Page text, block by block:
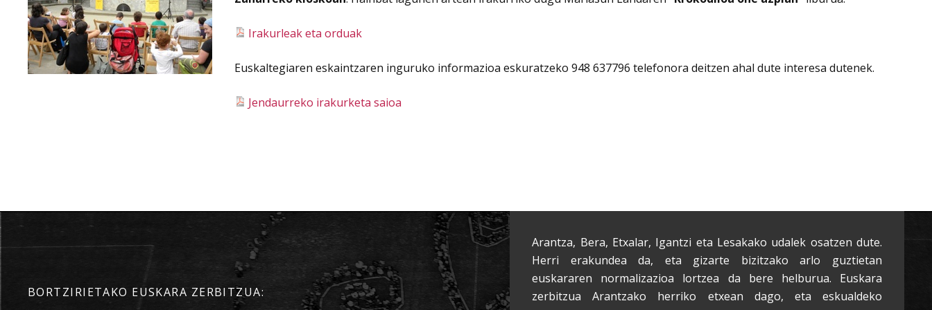
Irakurleak eta orduak
Euskaltegiaren eskaintzaren inguruko informazioa eskuratzeko 948 637796 telefonora deitzen ahal dute interesa dutenek.
Jendaurreko irakurketa saioa
BORTZIRIETAKO EUSKARA ZERBITZUA:
Arantza, Bera, Etxalar, Igantzi eta Lesakako udalek osatzen dute.
Herri erakundea da, eta gizarte bizitzako arlo guztietan
euskararen normalizazioa lortzea da bere helburua. Euskara
zerbitzua Arantzako herriko etxean dago, eta eskualdeko